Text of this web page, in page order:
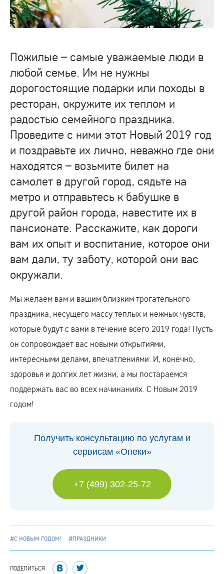
Пожилые – самые уважаемые люди в
любой семье. Им не нужны
дорогостоящие подарки или походы в
ресторан, окружите их теплом и
радостью семейного праздника.
Проведите с ними этот Новый 2019 год
и поздравьте их лично, неважно где они
находятся – возьмите билет на
самолет в другой город, сядьте на
метро и отправьтесь к бабушке в
другой район города, навестите их в
пансионате. Расскажите, как дороги
вам их опыт и воспитание, которое они
вам дали, ту заботу, которой они вас
окружали.
Мы желаем вам и вашим близким трогательного
праздника, несущего массу теплых и нежных чувств,
которые будут с вами в течение всего 2019 года! Пусть
он сопровождает вас новыми открытиями,
интересными делами, впечатлениями. И, конечно,
здоровья и долгих лет жизни, а мы постараемся
поддержать вас во всех начинаниях. С Новым 2019
годом!
Получить консультацию по услугам и
сервисам «Опеки»
+7 (499) 302-25-72
#С НОВЫМ ГОДОМ! #ПРАЗДНИКИ
ПОДЕЛИТЬСЯ